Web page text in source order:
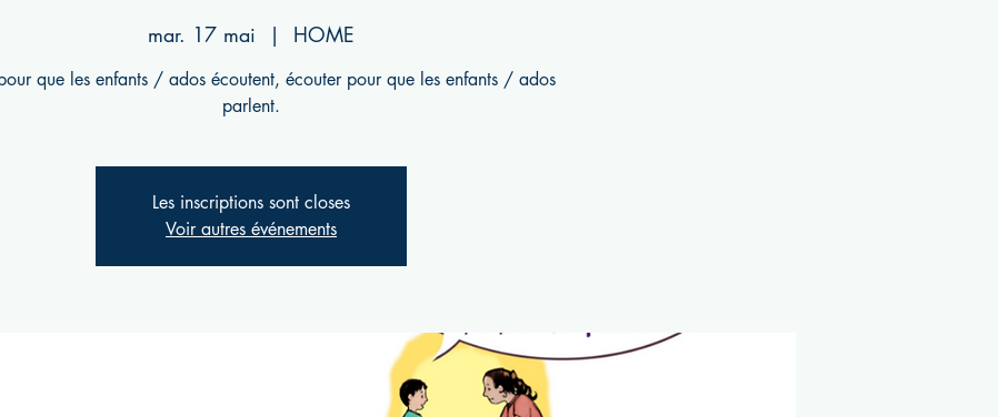
mar. 17 mai
  |
HOME
que les enfants / ados écoutent, écouter pour que les enfants / ados
parlent.
Les inscriptions sont closes
Voir autres événements